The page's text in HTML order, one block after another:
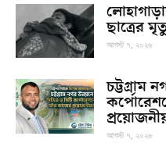
ছাত্রের
আগস্ট ৭, ২০২৬
চট্টগ্রাম
আগস্ট ৭, ২০২৬